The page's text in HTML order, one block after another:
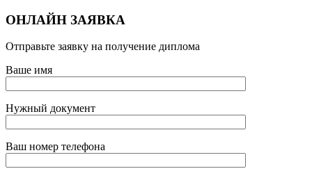
ОНЛАЙН ЗАЯВКА
Отправьте заявку на получение диплома
Ваше имя
Нужный документ
Ваш номер телефона